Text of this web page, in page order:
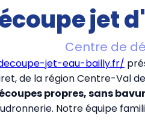
jet
Centre de
jet-eau-bailly.fr/
de la région Centre-Val
propres, sans
Notre équipe